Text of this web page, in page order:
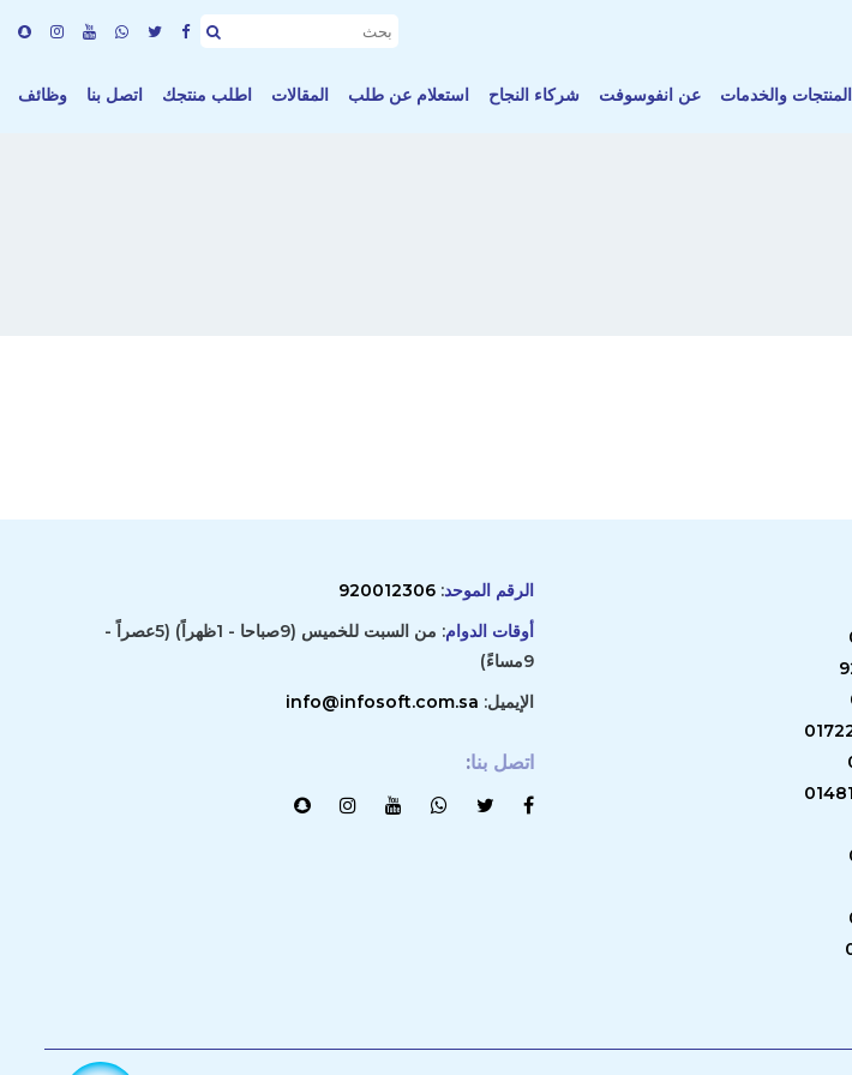
المنتجات والخدمات عن انفوسوفت شركاء النجاح استعلام عن طلب المقالات اطلب منتجك اتصل بنا وظائف
الرقم الموحد:
920012306
أوقات الدوام
: من السبت للخميس (9صباحا - 1ظهراً) (5عصراً -
9مساءً)
الإيميل: info@infosoft.com.sa
اتصل بنا: